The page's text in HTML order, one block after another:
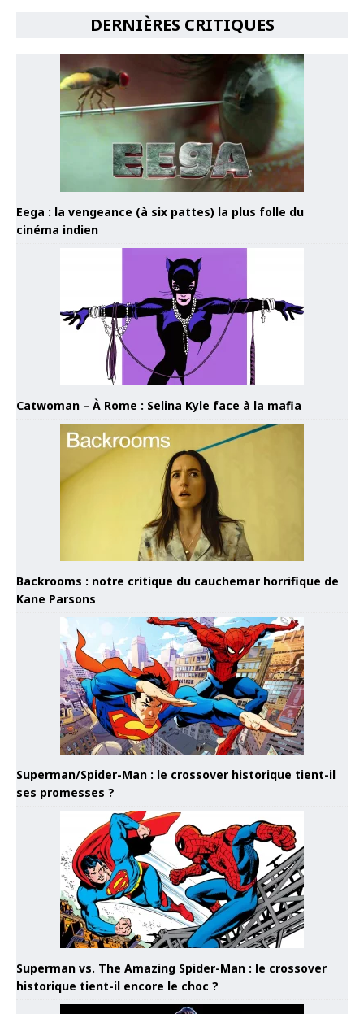
DERNIÈRES CRITIQUES
Eega : la vengeance (à six pattes) la plus folle du
cinéma indien
Catwoman – À Rome : Selina Kyle face à la mafia
Backrooms : notre critique du cauchemar horrifique de
Kane Parsons
Superman/Spider-Man : le crossover historique tient-il
ses promesses ?
Superman vs. The Amazing Spider-Man : le crossover
historique tient-il encore le choc ?